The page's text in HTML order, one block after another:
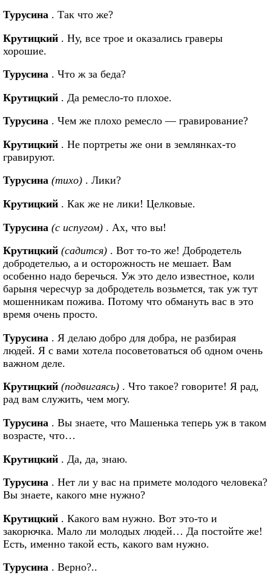
Турусина . Так что же?
Крутицкий . Ну, все трое и оказались граверы
хорошие.
Турусина . Что ж за беда?
Крутицкий . Да ремесло-то плохое.
Турусина . Чем же плохо ремесло — гравирование?
Крутицкий . Не портреты же они в землянках-то
гравируют.
Турусина (тихо) . Лики?
Крутицкий . Как же не лики! Целковые.
Турусина (с испугом) . Ах, что вы!
Крутицкий (садится) . Вот то-то же! Добродетель
добродетелью, а и осторожность не мешает. Вам
особенно надо беречься. Уж это дело известное, коли
барыня чересчур за добродетель возьмется, так уж тут
мошенникам пожива. Потому что обмануть вас в это
время очень просто.
Турусина . Я делаю добро для добра, не разбирая
людей. Я с вами хотела посоветоваться об одном очень
важном деле.
Крутицкий (подвигаясь) . Что такое? говорите! Я рад,
рад вам служить, чем могу.
Турусина . Вы знаете, что Машенька теперь уж в таком
возрасте, что…
Крутицкий . Да, да, знаю.
Турусина . Нет ли у вас на примете молодого человека?
Вы знаете, какого мне нужно?
Крутицкий . Какого вам нужно. Вот это-то и
закорючка. Мало ли молодых людей… Да постойте же!
Есть, именно такой есть, какого вам нужно.
Турусина . Верно?..